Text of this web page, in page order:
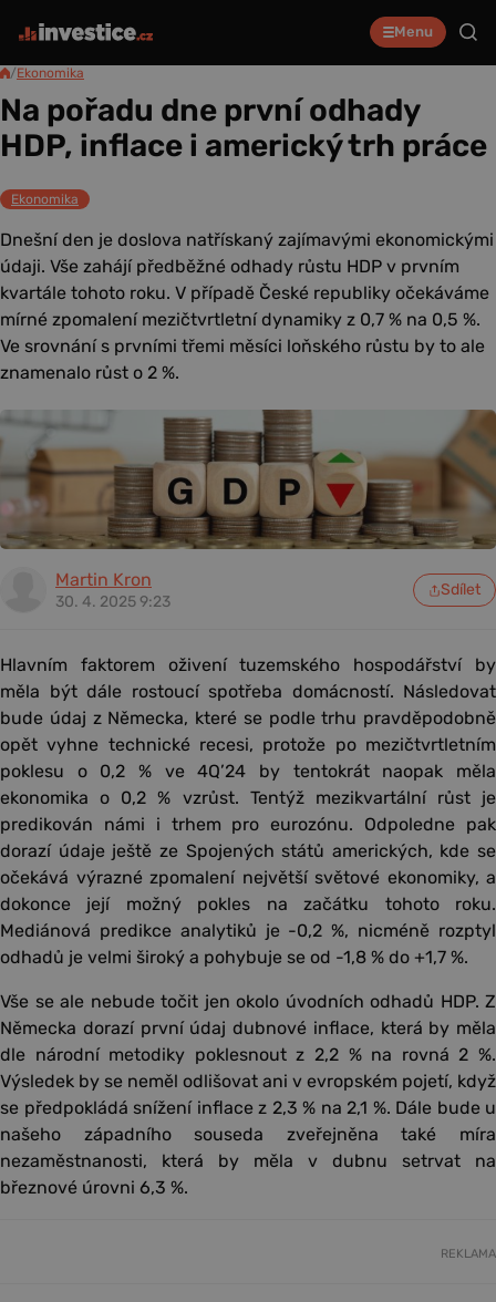
Menu
/Ekonomika
Na pořadu dne první odhady
HDP, inflace i americký trh práce
Ekonomika
Dnešní den je doslova natřískaný zajímavými ekonomickými
údaji. Vše zahájí předběžné odhady růstu HDP v prvním
kvartále tohoto roku. V případě České republiky očekáváme
mírné zpomalení mezičtvrtletní dynamiky z 0,7 % na 0,5 %.
Ve srovnání s prvními třemi měsíci loňského růstu by to ale
znamenalo růst o 2 %.
Martin Kron
30. 4. 2025 9:23
Sdílet
Hlavním faktorem oživení tuzemského hospodářství by
měla být dále rostoucí spotřeba domácností. Následovat
bude údaj z Německa, které se podle trhu pravděpodobně
opět vyhne technické recesi, protože po mezičtvrtletním
poklesu o 0,2 % ve 4Q’24 by tentokrát naopak měla
ekonomika o 0,2 % vzrůst. Tentýž mezikvartální růst je
predikován námi i trhem pro eurozónu. Odpoledne pak
dorazí údaje ještě ze Spojených států amerických, kde se
očekává výrazné zpomalení největší světové ekonomiky, a
dokonce její možný pokles na začátku tohoto roku.
Mediánová predikce analytiků je -0,2 %, nicméně rozptyl
odhadů je velmi široký a pohybuje se od -1,8 % do +1,7 %.
Vše se ale nebude točit jen okolo úvodních odhadů HDP. Z
Německa dorazí první údaj dubnové inflace, která by měla
dle národní metodiky poklesnout z 2,2 % na rovná 2 %.
Výsledek by se neměl odlišovat ani v evropském pojetí, když
se předpokládá snížení inflace z 2,3 % na 2,1 %. Dále bude u
našeho západního souseda zveřejněna také míra
nezaměstnanosti, která by měla v dubnu setrvat na
březnové úrovni 6,3 %.
REKLAMA